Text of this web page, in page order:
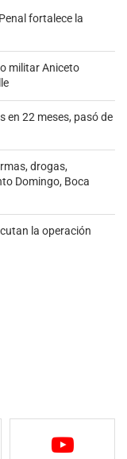
fortalece la
militar Aniceto
en 22 meses, pasó de
drogas,
Domingo, Boca
la operación